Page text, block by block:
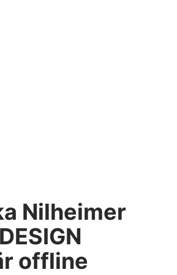
Nilheimer
DESIGN
offline